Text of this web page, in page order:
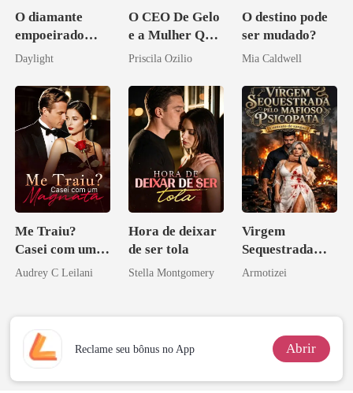
O diamante
empoeirado
brilha
Daylight
O CEO De Gelo
e a Mulher Que
Ele Jurou Odiar
Priscila Ozilio
O destino pode
ser mudado?
Mia Caldwell
Me Traiu?
Casei com um
Magnata
Audrey C Leilani
Hora de deixar
de ser tola
Stella Montgomery
Virgem
Sequestrada
pelo Mafioso
DE SANGUE
Armotizei
Reclame seu bônus no App Abrir